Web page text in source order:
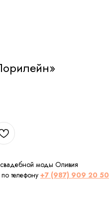
свадебной моды Оливия
телефону +7 (987) 909 20 50